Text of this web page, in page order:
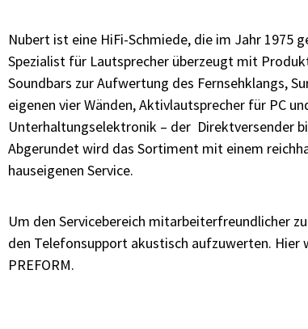
Nubert ist eine HiFi-Schmiede, die im Jahr 1975
Spezialist für Lautsprecher überzeugt mit
Soundbars zur Aufwertung des Fernsehklangs,
eigenen vier Wänden, Aktivlautsprecher für PC
Unterhaltungselektronik – der Direktversender
Abgerundet wird das Sortiment mit einem
hauseigenen Service.
Um den Servicebereich mitarbeiterfreundlicher
den Telefonsupport akustisch aufzuwerten. Hier
PREFORM.